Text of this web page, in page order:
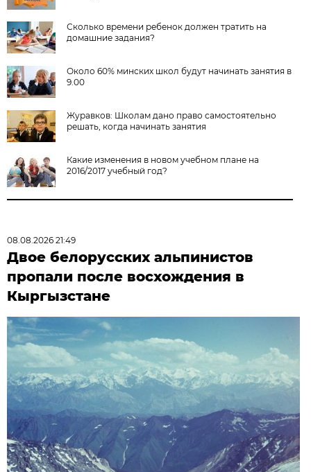
Сколько времени ребенок должен тратить на
домашние задания?
Около 60% минских школ будут начинать занятия в
9.00
Журавков: Школам дано право самостоятельно
решать, когда начинать занятия
Какие изменения в новом учебном плане на
2016/2017 учебный год?
08.08.2026 21:49
Двое белорусских альпинистов
пропали после восхождения в
Кыргызстане